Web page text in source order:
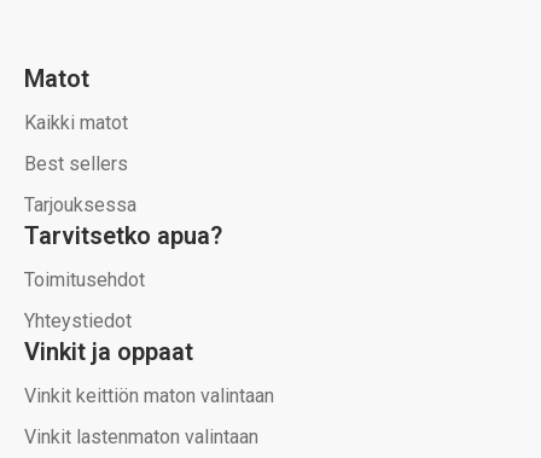
Matot
Kaikki matot
Best sellers
Tarjouksessa
Tarvitsetko apua?
Toimitusehdot
Yhteystiedot
Vinkit ja oppaat
Vinkit keittiön maton valintaan
Vinkit lastenmaton valintaan